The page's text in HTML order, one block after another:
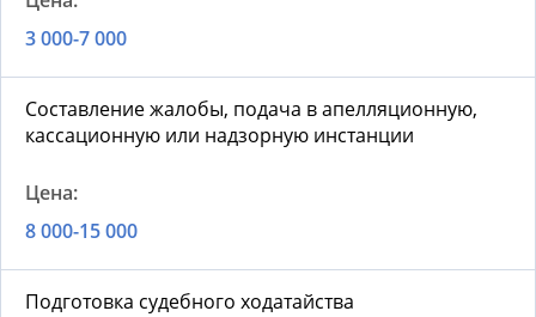
3 000-7 000
Составление жалобы, подача в апелляционную,
кассационную или надзорную инстанции
8 000-15 000
Подготовка судебного ходатайства